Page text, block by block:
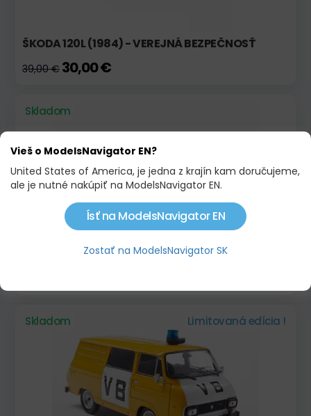
ŠKODA 120L (1984) - VEREJNÁ BEZPEČNOSŤ
39,00 € 30,00 €
Skladom
ŠKODA FELICIA FL COMBI (1998) - HASIČI
Skladom Limitovaná edícia !
Vieš o ModelsNavigator EN?
United States of America, je jedna z krajín kam doručujeme,
ale je nutné nakúpiť na ModelsNavigator EN.
Ísť na ModelsNavigator EN
Zostať na ModelsNavigator SK